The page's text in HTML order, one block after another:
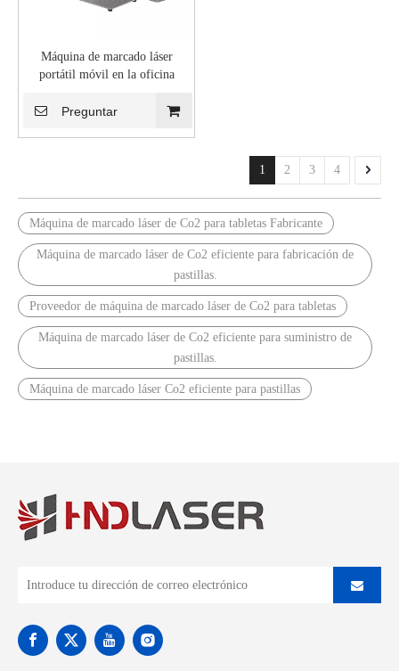
Máquina de marcado láser
portátil móvil en la oficina
Preguntar
1 2 3 4
Máquina de marcado láser de Co2 para tabletas Fabricante
Máquina de marcado láser de Co2 eficiente para fabricación de
pastillas.
Proveedor de máquina de marcado láser de Co2 para tabletas
Máquina de marcado láser de Co2 eficiente para suministro de
pastillas.
Máquina de marcado láser Co2 eficiente para pastillas